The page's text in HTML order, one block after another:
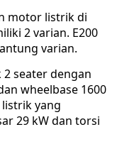
motor listrik di
2 varian. E200
varian.
seater dengan
wheelbase 1600
yang
29 kW dan torsi